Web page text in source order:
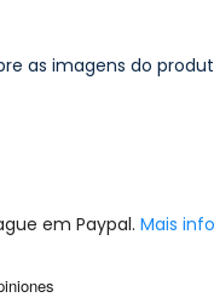
as imagens do
em Paypal. Mais